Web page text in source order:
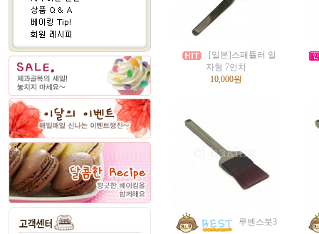
[일본]스패튤러 일
자형 7인치
10,000원
루벤스붓3